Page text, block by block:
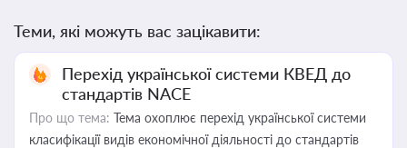
Теми, які можуть вас зацікавити:
Перехід української системи КВЕД до
стандартів NACE
Про що тема: Тема охоплює перехід української системи
класифікації видів економічної діяльності до стандартів